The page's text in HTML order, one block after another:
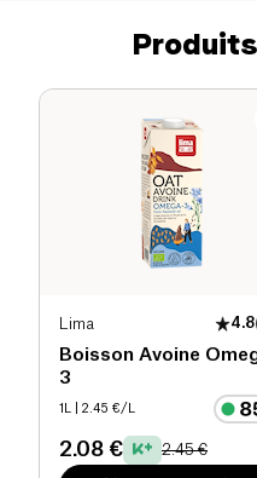
Lima 4.8(
Boisson Avoine
3
1L | 2.45 €/L
2.08 € 2.45 €